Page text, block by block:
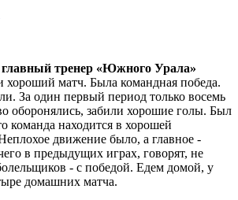
главный тренер «Южного Урала»
хороший матч. Была командная победа.
За один первый период только восемь
оборонялись, забили хорошие голы. Был
команда находится в хорошей
движение было, а главное -
в предыдущих играх, говорят, не
- с победой. Едем домой, у
домашних матча.